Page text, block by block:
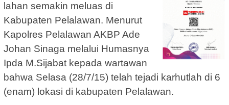
lahan semakin meluas di
Kabupaten Pelalawan. Menurut
Kapolres Pelalawan AKBP Ade
Johan Sinaga melalui Humasnya
Ipda M.Sijabat kepada wartawan
bahwa Selasa (28/7/15) telah tejadi karhutlah di 6
(enam) lokasi di kabupaten Pelalawan.